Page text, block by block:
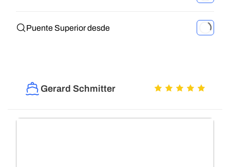
Puente Superior desde
Gerard Schmitter